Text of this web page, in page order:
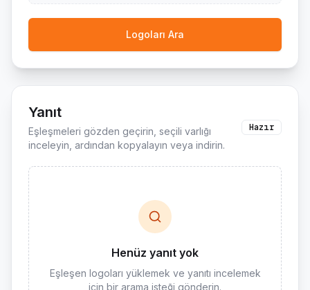
Logoları Ara
Yanıt
Eşleşmeleri gözden geçirin, seçili varlığı
inceleyin, ardından kopyalayın veya indirin.
Hazır
Henüz yanıt yok
Eşleşen logoları yüklemek ve yanıtı incelemek
için bir arama isteği gönderin.